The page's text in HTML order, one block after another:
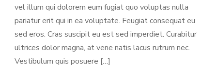
vel illum qui dolorem eum fugiat quo voluptas nulla
pariatur erit qui in ea voluptate. Feugiat consequat eu
sed eros. Cras suscipit eu est sed imperdiet. Curabitur
ultrices dolor magna, at vene natis lacus rutrum nec.
Vestibulum quis posuere […]